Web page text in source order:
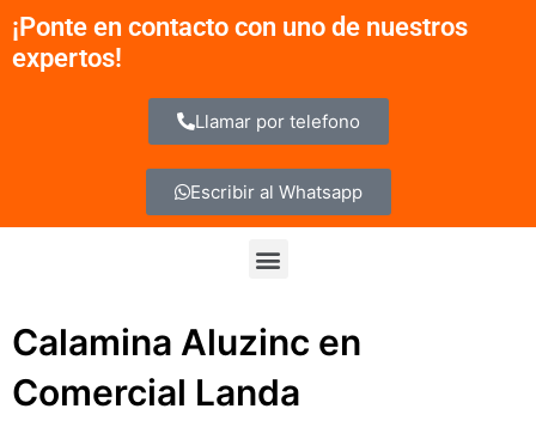
contenido
¡Ponte en contacto con uno de nuestros
expertos!
Llamar por telefono
Escribir al Whatsapp
Menu
Calamina Aluzinc en
Comercial Landa